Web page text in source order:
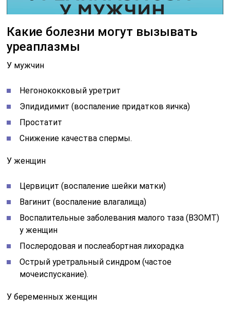
Какие болезни могут вызывать
уреаплазмы
У мужчин
Негонококковый уретрит
Эпидидимит (воспаление придатков яичка)
Простатит
Снижение качества спермы.
У женщин
Цервицит (воспаление шейки матки)
Вагинит (воспаление влагалища)
Воспалительные заболевания малого таза (ВЗОМТ)
у женщин
Послеродовая и послеабортная лихорадка
Острый уретральный синдром (частое
мочеиспускание).
У беременных женщин